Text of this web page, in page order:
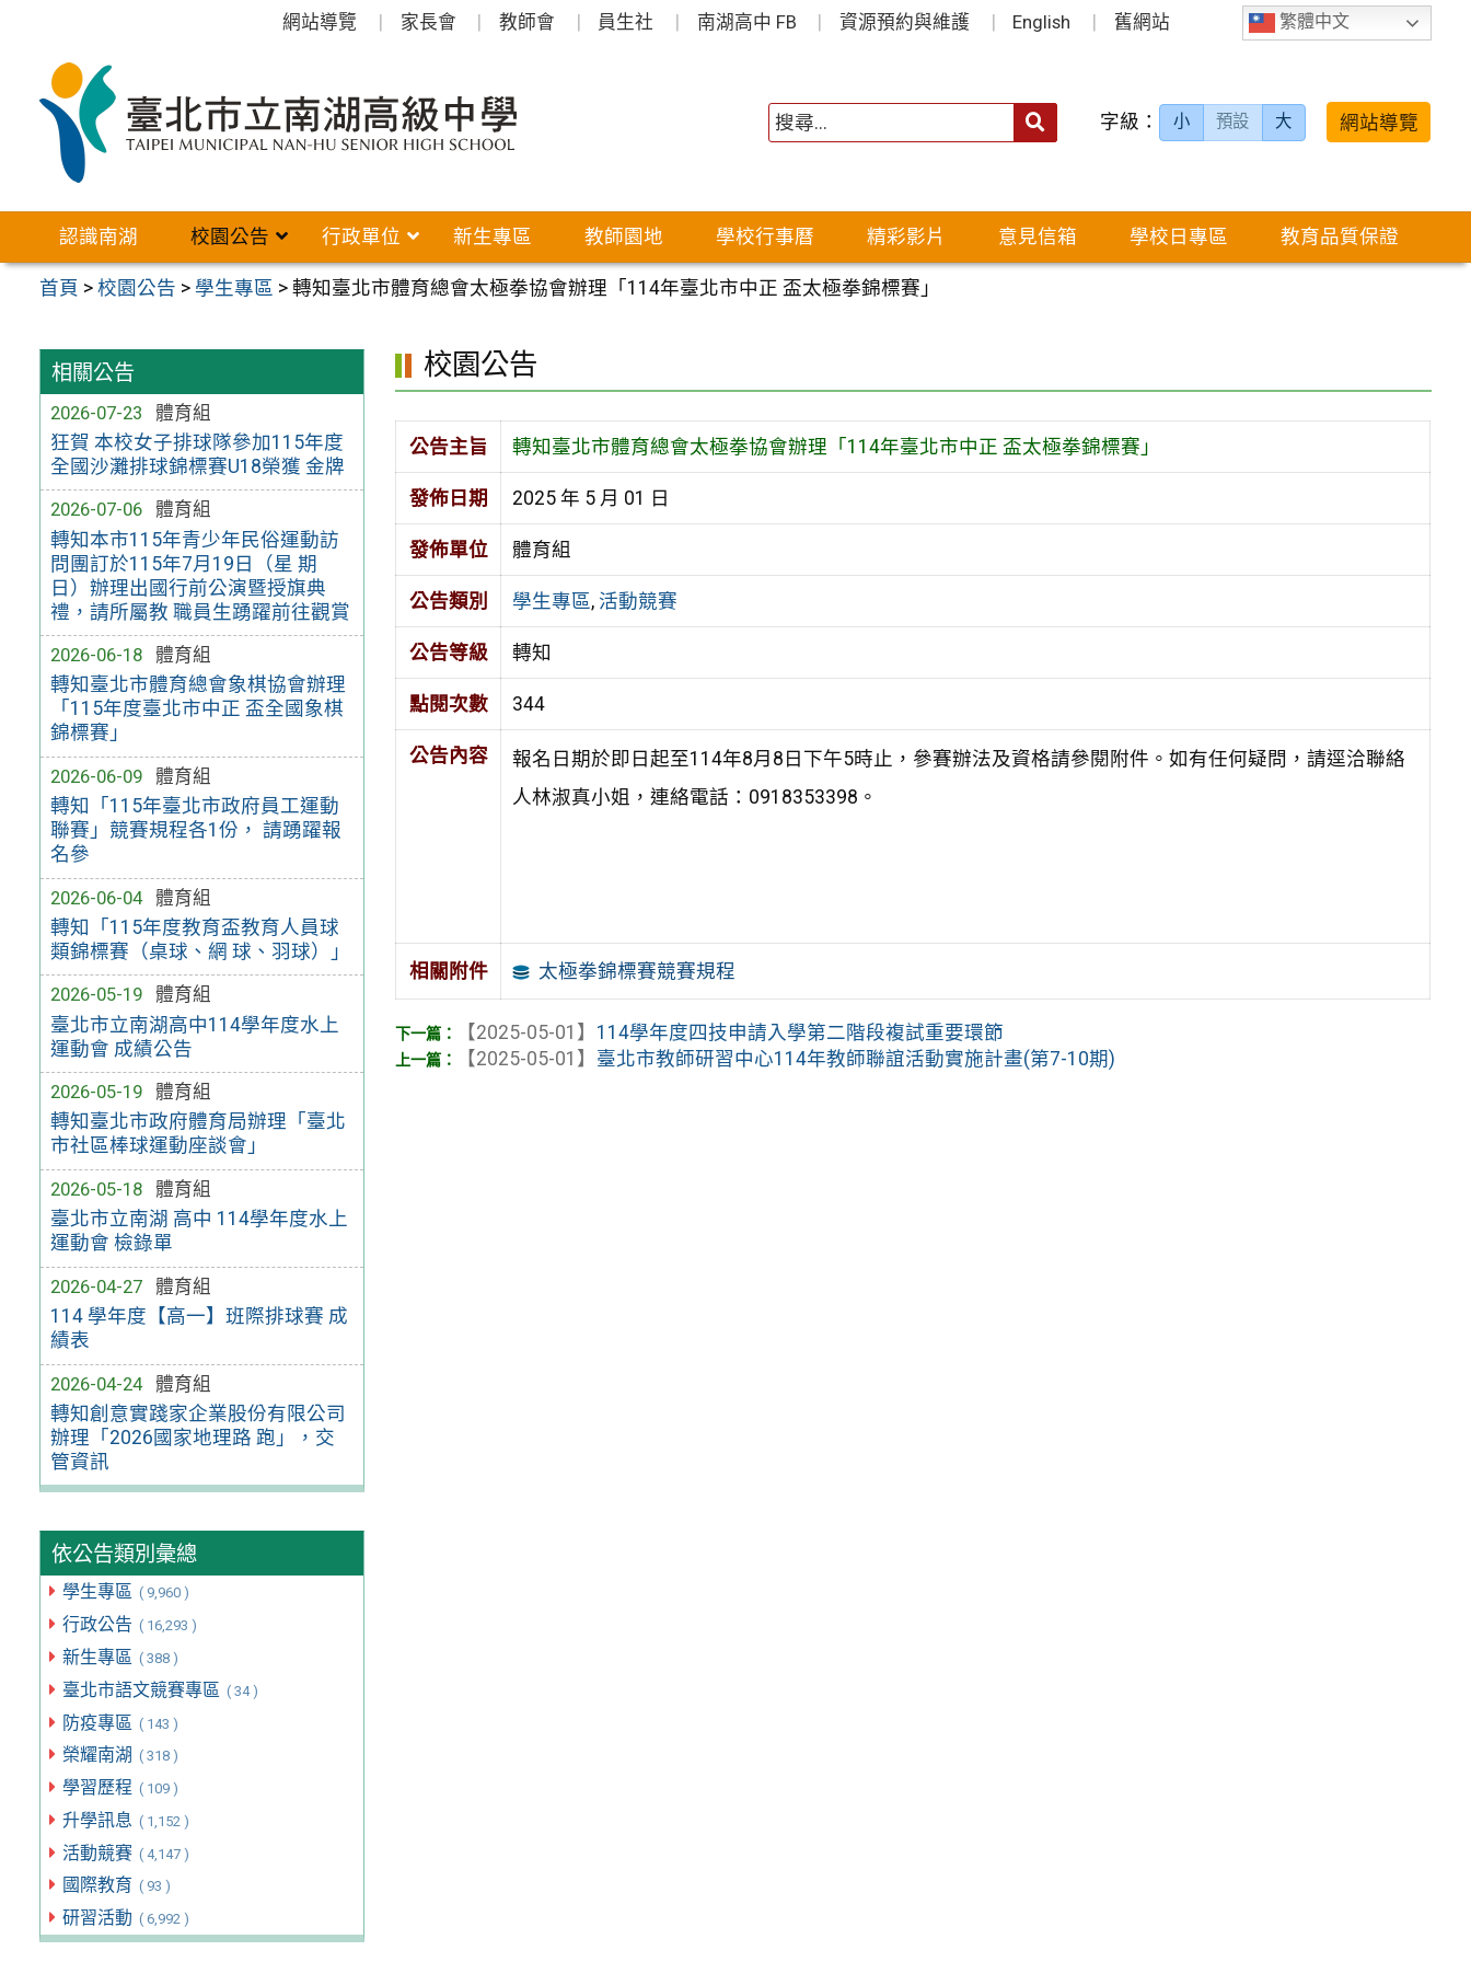
繁體中文
網站導覽 家長會 教師會 員生社 南湖高中 FB 資源預約與維護 English 舊網站
字級： 小 預設 大 網站導覽
認識南湖 校園公告 行政單位 新生專區 教師園地 學校行事曆 精彩影片 意見信箱 學校日專區 教育品質保證
首頁 >校園公告 > 學生專區 >轉知臺北市體育總會太極拳協會辦理「114年臺北市中正 盃太極拳錦標賽」
相關公告
2026-07-23
體育組
狂賀 本校女子排球隊參加115年度
全國沙灘排球錦標賽U18榮獲 金牌
2026-07-06
體育組
轉知本市115年青少年民俗運動訪
問團訂於115年7月19日（星 期
日）辦理出國行前公演暨授旗典
禮，請所屬教 職員生踴躍前往觀賞
2026-06-18
體育組
轉知臺北市體育總會象棋協會辦理
「115年度臺北市中正 盃全國象棋
錦標賽」
2026-06-09
體育組
轉知「115年臺北市政府員工運動
聯賽」競賽規程各1份， 請踴躍報
名參
2026-06-04
體育組
轉知「115年度教育盃教育人員球
類錦標賽（桌球、網 球、羽球）」
2026-05-19
體育組
臺北市立南湖高中114學年度水上
運動會 成績公告
2026-05-19
體育組
轉知臺北市政府體育局辦理「臺北
市社區棒球運動座談會」
2026-05-18
體育組
臺北市立南湖 高中 114學年度水上
運動會 檢錄單
2026-04-27
體育組
114 學年度【高一】班際排球賽 成
績表
2026-04-24
體育組
轉知創意實踐家企業股份有限公司
辦理「2026國家地理路 跑」，交
管資訊
依公告類別彙總
學生專區 ( 9,960 )
行政公告 ( 16,293 )
新生專區 ( 388 )
臺北市語文競賽專區 ( 34 )
防疫專區 ( 143 )
榮耀南湖 ( 318 )
學習歷程 ( 109 )
升學訊息 ( 1,152 )
活動競賽 ( 4,147 )
國際教育 ( 93 )
研習活動 ( 6,992 )
校園公告
公告主旨 轉知臺北市體育總會太極拳協會辦理「114年臺北市中正 盃太極拳錦標賽」
發佈日期 2025 年 5 月 01 日
發佈單位 體育組
公告類別 學生專區, 活動競賽
公告等級 轉知
點閱次數 344
公告內容
報名日期於即日起至114年8月8日下午5時止，參賽辦法及資格請參閱附件。如有任何疑問，請逕洽聯絡
人林淑真小姐，連絡電話：0918353398。
相關附件 太極拳錦標賽競賽規程
【2025-05-01】 114學年度四技申請入學第二階段複試重要環節
【2025-05-01】 臺北市教師研習中心114年教師聯誼活動實施計畫(第7-10期)